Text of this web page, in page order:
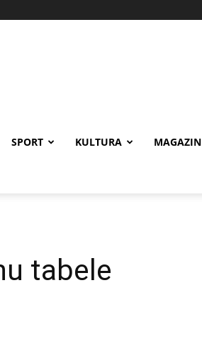
SPORT KULTURA MAGAZIN
tabele